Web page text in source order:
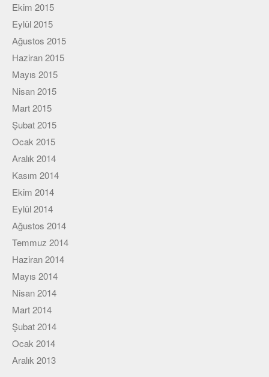
Ekim 2015
Eylül 2015
Ağustos 2015
Haziran 2015
Mayıs 2015
Nisan 2015
Mart 2015
Şubat 2015
Ocak 2015
Aralık 2014
Kasım 2014
Ekim 2014
Eylül 2014
Ağustos 2014
Temmuz 2014
Haziran 2014
Mayıs 2014
Nisan 2014
Mart 2014
Şubat 2014
Ocak 2014
Aralık 2013